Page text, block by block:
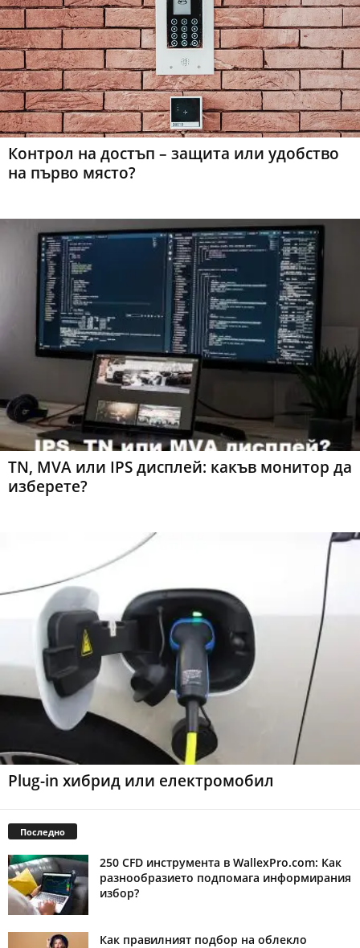
Контрол на достъп – защита или удобство
на първо място?
TN, MVA или IPS дисплей: какъв монитор да
изберете?
Plug-in хибрид или електромобил
Последно
250 CFD инструмента в WallexPro.com: Как
разнообразието подпомага информирания
избор?
Как правилният подбор на облекло